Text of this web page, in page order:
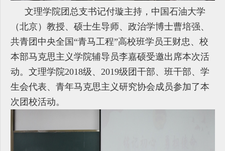
文理学院团总支书记付璇主持，中国石油大学
（北京）教授、硕士生导师、政治学博士曹培强、
共青团中央全国“青马工程”高校班学员王财忠、校
本部马克思主义学院辅导员李嘉硕受邀出席本次活
动。文理学院2018级、2019级团干部、班干部、学
生会代表、青年马克思主义研究协会成员参加了本
次团校活动。